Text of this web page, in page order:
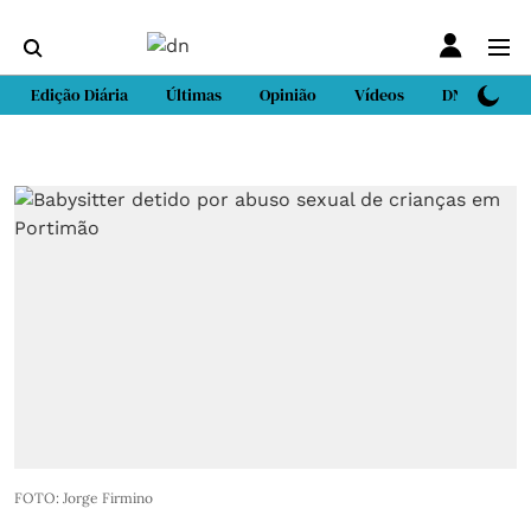
Edição Diária Últimas Opinião Vídeos DN Sport
FOTO: Jorge Firmino